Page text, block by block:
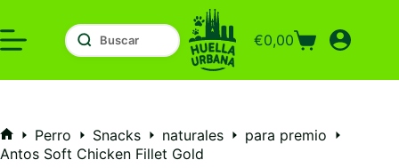
al
contenido
Carro
compra
€0,00
Inicio
Perro Snacks naturales
para premio
Antos Soft Chicken Fillet Gold